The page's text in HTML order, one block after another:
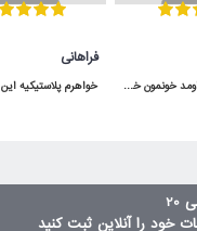
عاااالی بود هرکی اومد خونمون خوشش اومده هرچند که رنگ قسمت قهوه ایش دقیقا مثل عکس نبود و تیره تر هست .
فراهانی